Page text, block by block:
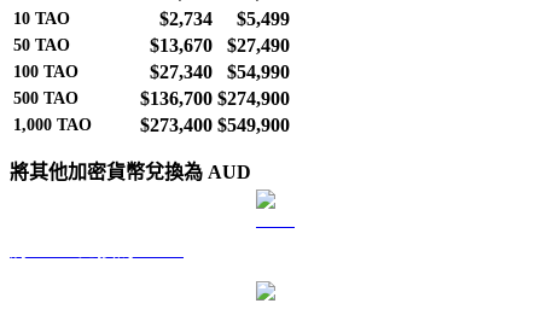
10 TAO $2,734 $5,499
50 TAO $13,670 $27,490
100 TAO $27,340 $54,990
500 TAO $136,700 $274,900
1,000 TAO $273,400 $549,900
將其他加密貨幣兌換為 AUD